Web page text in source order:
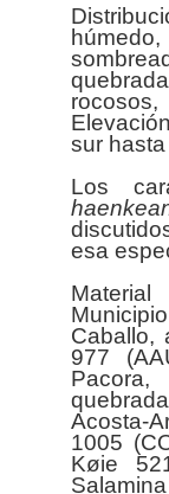
sur
Los
esa
Caballo,
977
Acosta-
1005
Køie